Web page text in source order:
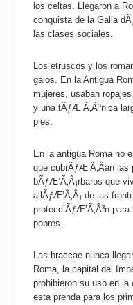
los celtas. Llegaron a
conquista de la Galia
las clases sociales.
Los etruscos y los
galos. En la Antigua
mujeres, usaban
y una tÃƒÆ’Ã‚Âºnica
pies.
En la antigua Roma no
que cubrÃƒÆ’Ã‚Â­an
bÃƒÆ’Ã‚Â¡rbaros que
allÃƒÆ’Ã‚Â¡ de las
protecciÃƒÆ’Ã‚Â³n
pobres.
Las braccae nunca
Roma, la capital del
prohibieron su uso en la
esta prenda para los